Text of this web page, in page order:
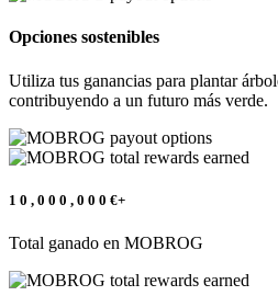
Opciones sostenibles
Utiliza tus ganancias para plantar
contribuyendo a un futuro más verde.
1 0 , 0 0 0 , 0 0 0 €+
Total ganado en MOBROG